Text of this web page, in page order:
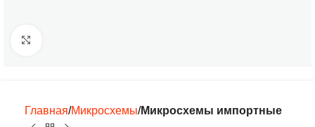
Главная Микросхемы Микросхемы импортные